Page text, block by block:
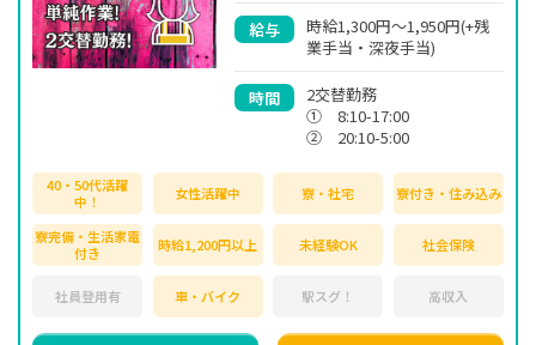
給与
時給1,300円～1,950円(+残
業手当・深夜手当)
時間
2交替勤務
① 8:10-17:00
② 20:10-5:00
40・50代活躍
中！
女性活躍中 寮・社宅 寮付き・住み込み
寮完備・生活家電
付き
時給1,200円以上 未経験OK 社会保険
社員登用有 車・バイク 駅スグ！ 高収入